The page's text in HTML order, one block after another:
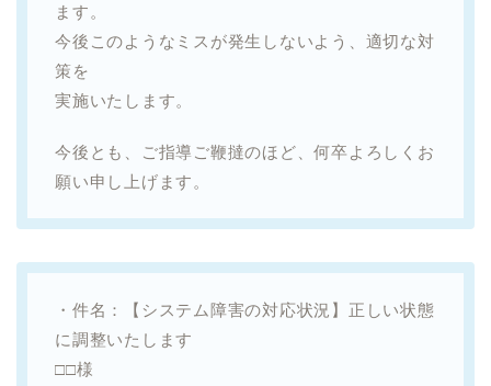
ます。
今後このようなミスが発生しないよう、適切な対
策を
実施いたします。
今後とも、ご指導ご鞭撻のほど、何卒よろしくお
願い申し上げます。
・件名：【システム障害の対応状況】正しい状態
に調整いたします
□□様